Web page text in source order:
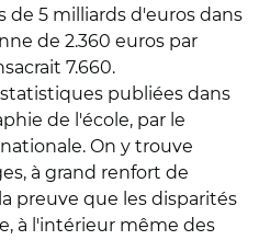
de 5 milliards d'euros dans
de 2.360 euros par
7.660.
publiées dans
de l'école, par le
On y trouve
à grand renfort de
preuve que les disparités
à l'intérieur même des